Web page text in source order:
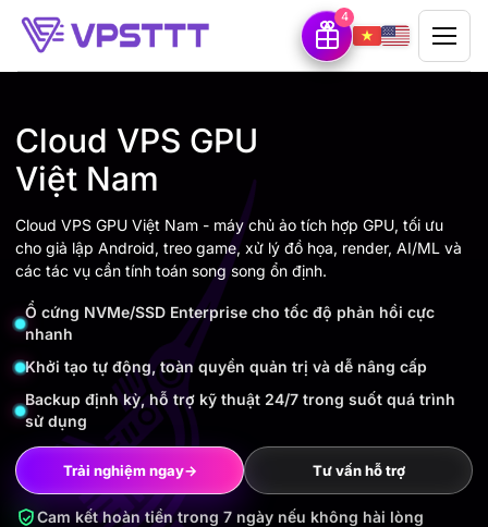
4
Cloud VPS GPU
Việt Nam
Cloud VPS GPU Việt Nam - máy chủ ảo tích hợp GPU, tối ưu
cho giả lập Android, treo game, xử lý đồ họa, render, AI/ML và
các tác vụ cần tính toán song song ổn định.
Ổ cứng NVMe/SSD Enterprise cho tốc độ phản hồi cực
nhanh
Khởi tạo tự động, toàn quyền quản trị và dễ nâng cấp
Backup định kỳ, hỗ trợ kỹ thuật 24/7 trong suốt quá trình
sử dụng
Trải nghiệm ngay→ Tư vấn hỗ trợ
Cam kết hoàn tiền trong 7 ngày nếu không hài lòng